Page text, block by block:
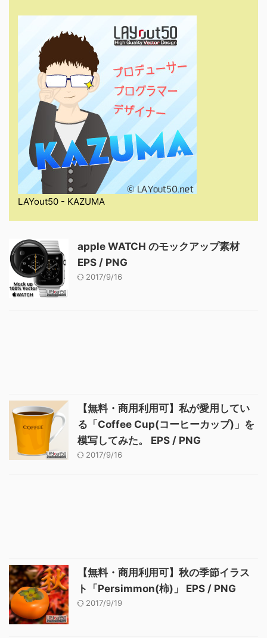
LAYout50 - KAZUMA
apple WATCH のモックアップ素材
EPS / PNG
2017/9/16
【無料・商用利用可】私が愛用してい
る「Coffee Cup(コーヒーカップ)」を
模写してみた。 EPS / PNG
2017/9/16
【無料・商用利用可】秋の季節イラス
ト「Persimmon(柿)」 EPS / PNG
2017/9/19